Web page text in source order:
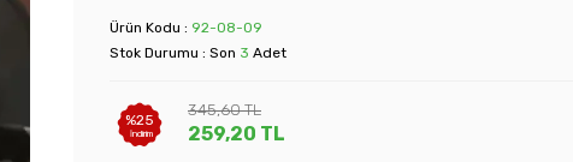
Ürün Kodu : 92-08-09
Stok Durumu : Son 3 Adet
%25
İndirim
345,60TL
259,20 TL